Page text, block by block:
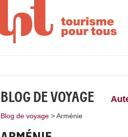
BLOG DE VOYAGE
Blog de voyage >Arménie